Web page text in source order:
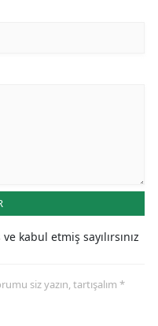
kabul etmiş sayılırsınız
siz yazın, tartışalım *